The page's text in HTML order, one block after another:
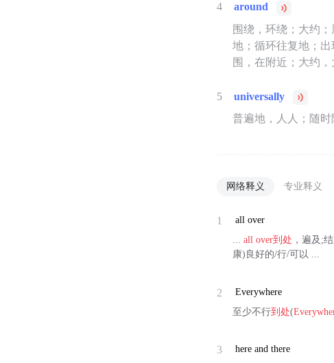
4
around
围绕，环绕；大约
地；循环往复地；
围，在附近；大约
5
universally
普遍地，人人；随时
网络释义 专业释义
1
all over
...all over到处 ，遍及;
康)良好的/行/可以 ...
2
Everywhere
至少不行到处(
3
here and there